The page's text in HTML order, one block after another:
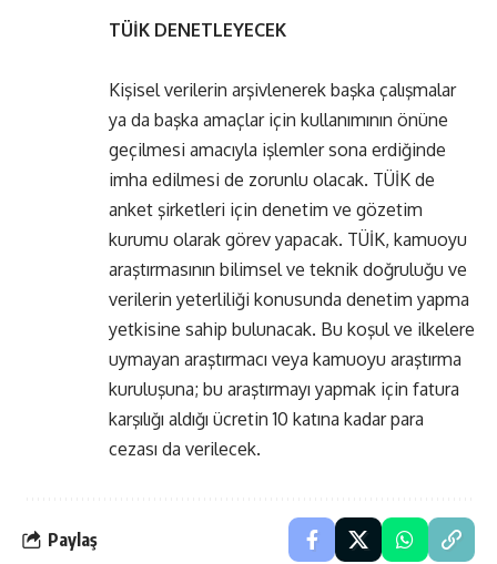
TÜİK DENETLEYECEK
Kişisel verilerin arşivlenerek başka çalışmalar
ya da başka amaçlar için kullanımının önüne
geçilmesi amacıyla işlemler sona erdiğinde
imha edilmesi de zorunlu olacak. TÜİK de
anket şirketleri için denetim ve gözetim
kurumu olarak görev yapacak. TÜİK, kamuoyu
araştırmasının bilimsel ve teknik doğruluğu ve
verilerin yeterliliği konusunda denetim yapma
yetkisine sahip bulunacak. Bu koşul ve ilkelere
uymayan araştırmacı veya kamuoyu araştırma
kuruluşuna; bu araştırmayı yapmak için fatura
karşılığı aldığı ücretin 10 katına kadar para
cezası da verilecek.
Paylaş